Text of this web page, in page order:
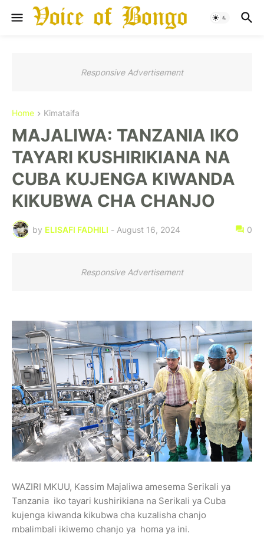
Responsive Advertisement
Home Kimataifa
MAJALIWA: TANZANIA IKO
TAYARI KUSHIRIKIANA NA
CUBA KUJENGA KIWANDA
KIKUBWA CHA CHANJO
by ELISAFI FADHILI - August 16, 2024 0
Responsive Advertisement
WAZIRI MKUU, Kassim Majaliwa amesema Serikali ya
Tanzania iko tayari kushirikiana na Serikali ya Cuba
kujenga kiwanda kikubwa cha kuzalisha chanjo
mbalimbali ikiwemo chanjo ya homa ya ini.